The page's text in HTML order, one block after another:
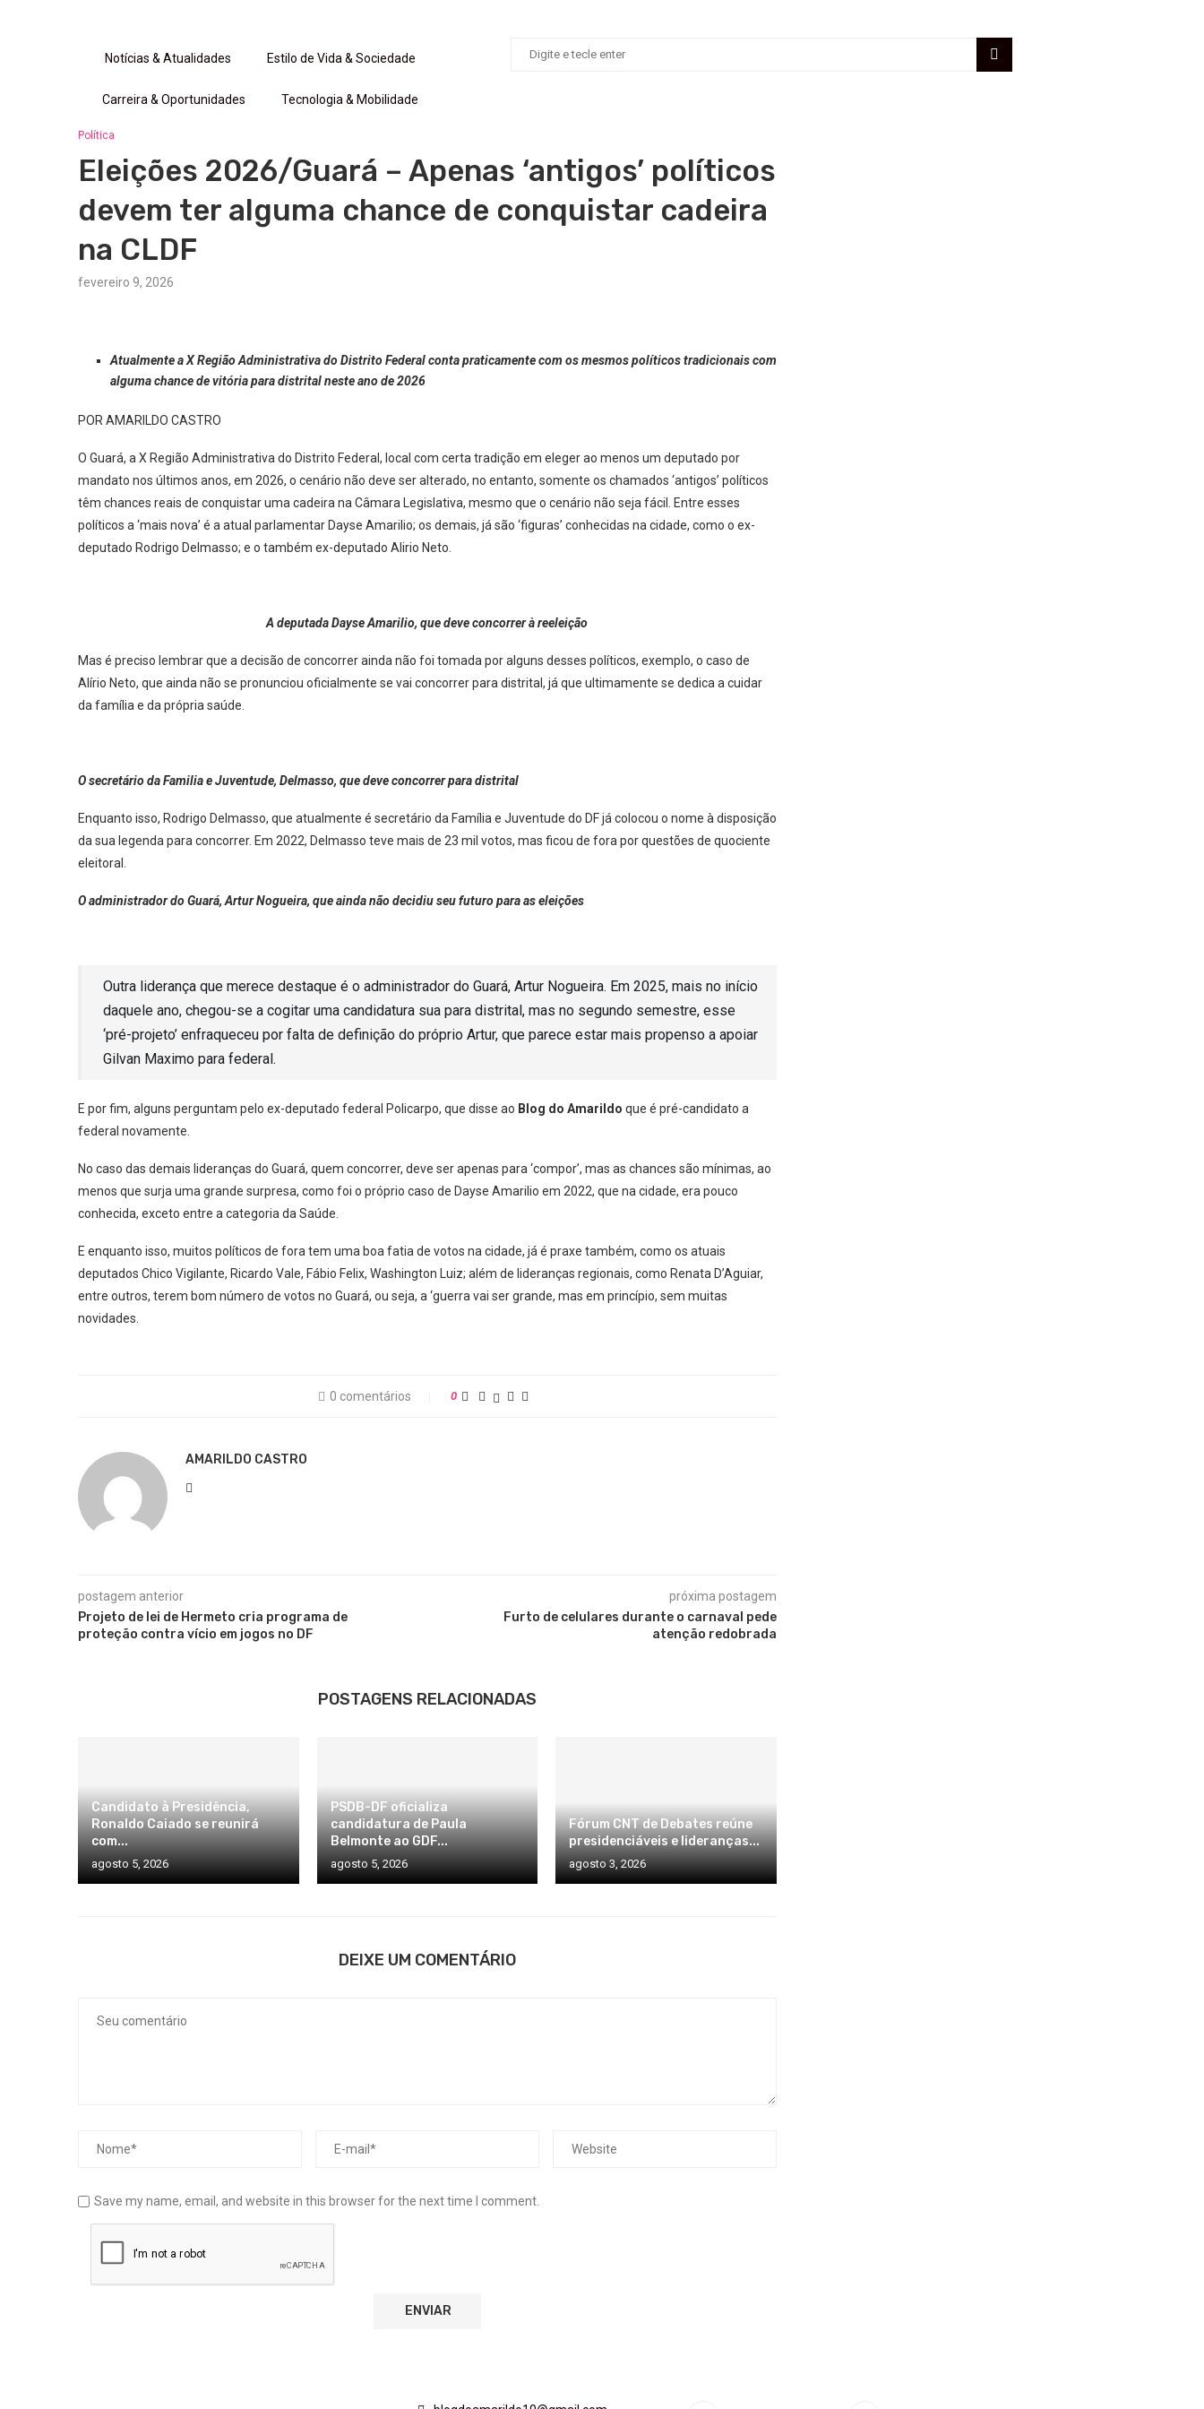
Notícias & Atualidades Estilo de Vida & Sociedade
Carreira & Oportunidades Tecnologia & Mobilidade
Política
Eleições 2026/Guará – Apenas ‘antigos’ políticos
devem ter alguma chance de conquistar cadeira
na CLDF
fevereiro 9, 2026
Atualmente a X Região Administrativa do Distrito Federal conta praticamente com os mesmos políticos tradicionais com
alguma chance de vitória para distrital neste ano de 2026
POR AMARILDO CASTRO
O Guará, a X Região Administrativa do Distrito Federal, local com certa tradição em eleger ao menos um deputado por
mandato nos últimos anos, em 2026, o cenário não deve ser alterado, no entanto, somente os chamados ‘antigos’ políticos
têm chances reais de conquistar uma cadeira na Câmara Legislativa, mesmo que o cenário não seja fácil. Entre esses
políticos a ‘mais nova’ é a atual parlamentar Dayse Amarilio; os demais, já são ‘figuras’ conhecidas na cidade, como o ex-
deputado Rodrigo Delmasso; e o também ex-deputado Alirio Neto.
A deputada Dayse Amarilio, que deve concorrer à reeleição
Mas é preciso lembrar que a decisão de concorrer ainda não foi tomada por alguns desses políticos, exemplo, o caso de
Alírio Neto, que ainda não se pronunciou oficialmente se vai concorrer para distrital, já que ultimamente se dedica a cuidar
da família e da própria saúde.
O secretário da Familia e Juventude, Delmasso, que deve concorrer para distrital
Enquanto isso, Rodrigo Delmasso, que atualmente é secretário da Família e Juventude do DF já colocou o nome à disposição
da sua legenda para concorrer. Em 2022, Delmasso teve mais de 23 mil votos, mas ficou de fora por questões de quociente
eleitoral.
O administrador do Guará, Artur Nogueira, que ainda não decidiu seu futuro para as eleições
Outra liderança que merece destaque é o administrador do Guará, Artur Nogueira. Em 2025, mais no início
daquele ano, chegou-se a cogitar uma candidatura sua para distrital, mas no segundo semestre, esse
‘pré-projeto’ enfraqueceu por falta de definição do próprio Artur, que parece estar mais propenso a apoiar
Gilvan Maximo para federal.
E por fim, alguns perguntam pelo ex-deputado federal Policarpo, que disse ao Blog do Amarildo que é pré-candidato a
federal novamente.
No caso das demais lideranças do Guará, quem concorrer, deve ser apenas para ‘compor’, mas as chances são mínimas, ao
menos que surja uma grande surpresa, como foi o próprio caso de Dayse Amarilio em 2022, que na cidade, era pouco
conhecida, exceto entre a categoria da Saúde.
E enquanto isso, muitos políticos de fora tem uma boa fatia de votos na cidade, já é praxe também, como os atuais
deputados Chico Vigilante, Ricardo Vale, Fábio Felix, Washington Luiz; além de lideranças regionais, como Renata D’Aguiar,
entre outros, terem bom número de votos no Guará, ou seja, a ‘guerra vai ser grande, mas em princípio, sem muitas
novidades.
0 comentários 0
AMARILDO CASTRO
postagem anterior
Projeto de lei de Hermeto cria programa de
proteção contra vício em jogos no DF
próxima postagem
Furto de celulares durante o carnaval pede
atenção redobrada
POSTAGENS RELACIONADAS
Candidato à Presidência,
Ronaldo Caiado se reunirá
com...
agosto 5, 2026
PSDB-DF oficializa
candidatura de Paula
Belmonte ao GDF...
agosto 5, 2026
Fórum CNT de Debates reúne
presidenciáveis e lideranças...
agosto 3, 2026
DEIXE UM COMENTÁRIO
Save my name, email, and website in this browser for the next time I comment.